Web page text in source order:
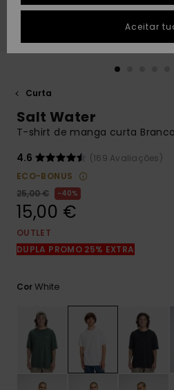
conversa
obteres a
resposta
rápida à tua
respostas
para as
contacto.
PRESENTE
DESEJO
Curta
Salt Water
T-shirt de manga curta
4.6
(169 Avaliações)
ECO-BONUS
25,00 €
40%
15,00 €
OUTLET
DUPLA PROMO 25% EXTRA
CorWhite
Aceitar